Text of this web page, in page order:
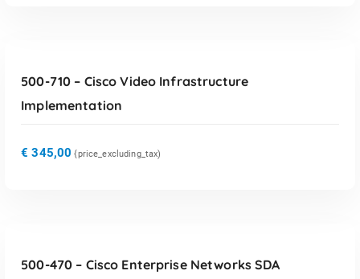
500-710 – Cisco Video Infrastructure
Implementation
€ 345,00 {price_excluding_tax)
500-470 – Cisco Enterprise Networks SDA